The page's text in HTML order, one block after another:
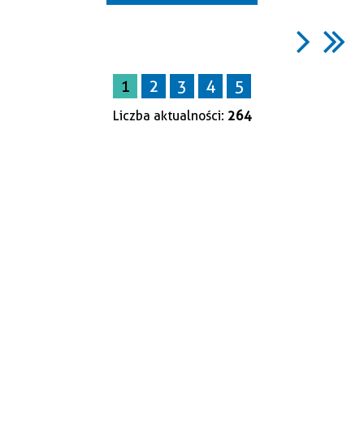
fraza
Data
publikacji
1 2 3 4 5
Liczba aktualności: 264